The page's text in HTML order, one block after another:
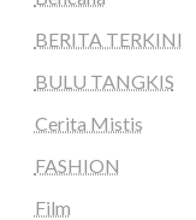
BERITA TERKINI
BULU TANGKIS
Cerita Mistis
FASHION
Film